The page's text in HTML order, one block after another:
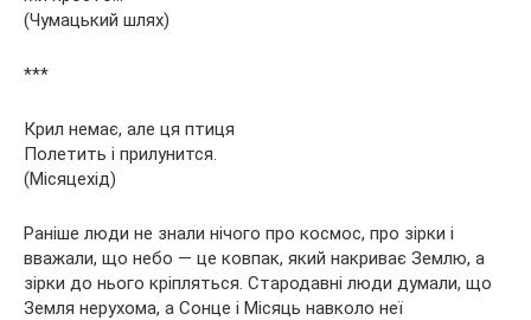
(Чумацький шлях)
***
Крил немає, але ця птиця
Полетить і прилунится.
(Місяцехід)
Раніше люди не знали нічого про космос, про зірки і
вважали, що небо — це ковпак, який накриває Землю, а
зірки до нього кріпляться. Стародавні люди думали, що
Земля нерухома, а Сонце і Місяць навколо неї